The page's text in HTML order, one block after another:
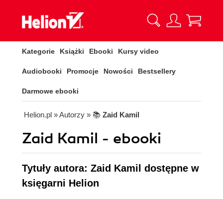
Kategorie Książki Ebooki Kursy video
Audiobooki Promocje Nowości Bestsellery
Darmowe ebooki
Helion.pl » Autorzy » 📚 Zaid Kamil
Zaid Kamil - ebooki
Tytuły autora: Zaid Kamil dostępne w
księgarni Helion